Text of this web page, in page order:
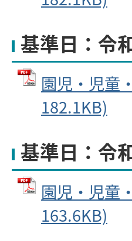
基準日：令
園児・児童
182.1KB)
基準日：令
園児・児童
163.6KB)